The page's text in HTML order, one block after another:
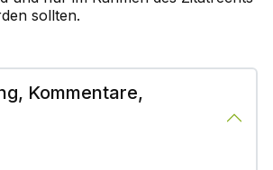
sollten.
Kommentare,